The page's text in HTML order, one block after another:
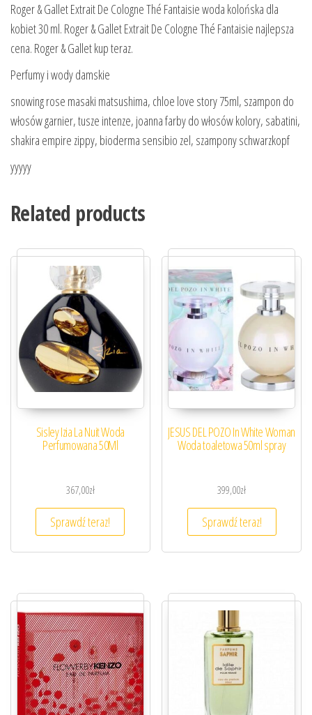
Roger & Gallet Extrait De Cologne Thé Fantaisie woda kolońska dla
kobiet 30 ml. Roger & Gallet Extrait De Cologne Thé Fantaisie najlepsza
cena. Roger & Gallet kup teraz.
Perfumy i wody damskie
snowing rose masaki matsushima, chloe love story 75ml, szampon do
włosów garnier, tusze intenze, joanna farby do włosów kolory, sabatini,
shakira empire zippy, bioderma sensibio zel, szampony schwarzkopf
yyyyy
Related products
Sisley Izia La Nuit Woda
Perfumowana 50Ml
367,00zł
Sprawdź teraz!
JESUS DEL POZO In White Woman
Woda toaletowa 50ml spray
399,00zł
Sprawdź teraz!